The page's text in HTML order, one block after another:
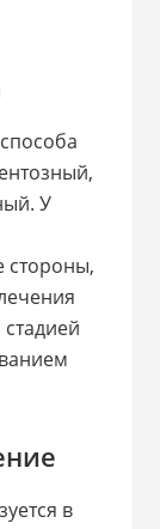
У
стороны,
в